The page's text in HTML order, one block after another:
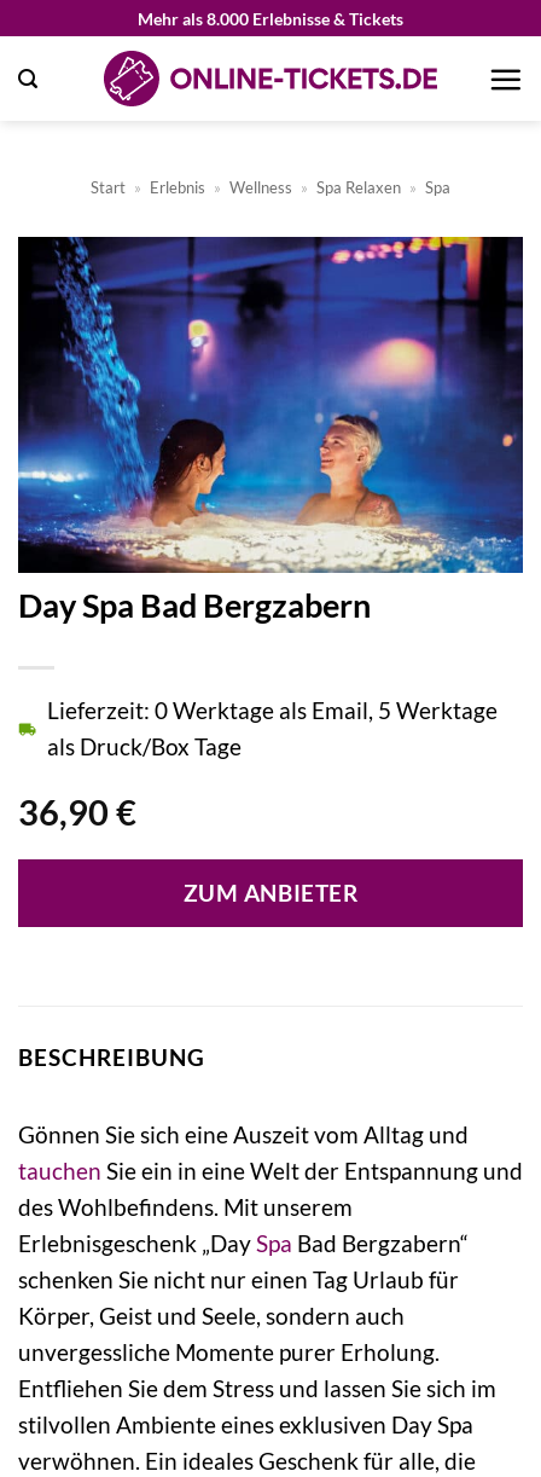
springen
Mehr als 8.000 Erlebnisse & Tickets
Start » Erlebnis » Wellness » Spa Relaxen » Spa
Day Spa Bad Bergzabern
36,90 €
Lieferzeit: 0 Werktage als Email, 5 Werktage
als Druck/Box Tage
ZUM ANBIETER
BESCHREIBUNG
Gönnen Sie sich eine Auszeit vom Alltag und
tauchen Sie ein in eine Welt der Entspannung und
des Wohlbefindens. Mit unserem
Erlebnisgeschenk „DaySpa Bad Bergzabern“
schenken Sie nicht nur einen Tag Urlaub für
Körper, Geist und Seele, sondern auch
unvergessliche Momente purer Erholung.
Entfliehen Sie dem Stress und lassen Sie sich im
stilvollen Ambiente eines exklusiven Day Spa
verwöhnen. Ein ideales Geschenk für alle, die